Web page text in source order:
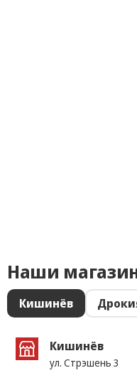
Наши
Кишинёв
Кишинёв
ул. Стрэшень 3